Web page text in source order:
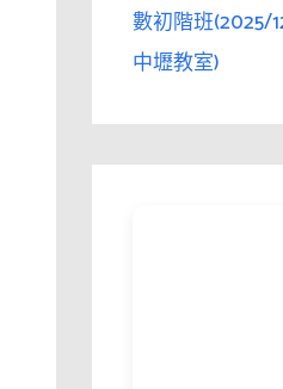
數初階班(2025/
中壢教室)